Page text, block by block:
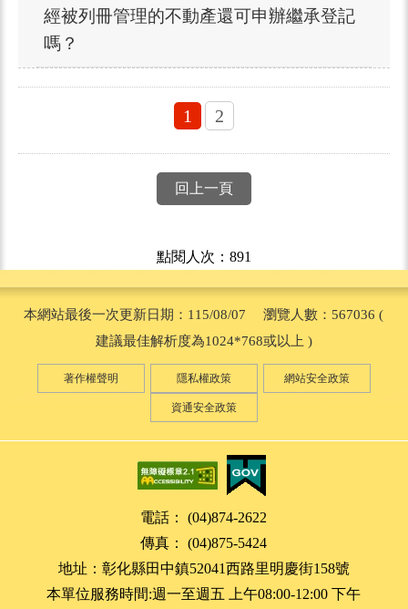
經被列冊管理的不動產還可申辦繼承登記
嗎？
1 2
回上一頁
點閱人次：891
本網站最後一次更新日期：115/08/07 瀏覽人數：567036 (
建議最佳解析度為1024*768或以上 )
著作權聲明 隱私權政策 網站安全政策
資通安全政策
電話： (04)874-2622
傳真： (04)875-5424
地址：彰化縣田中鎮52041西路里明慶街158號
本單位服務時間:週一至週五 上午08:00-12:00 下午